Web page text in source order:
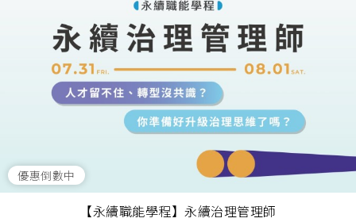
優惠倒數中
【永續職能學程】永續治理管理師